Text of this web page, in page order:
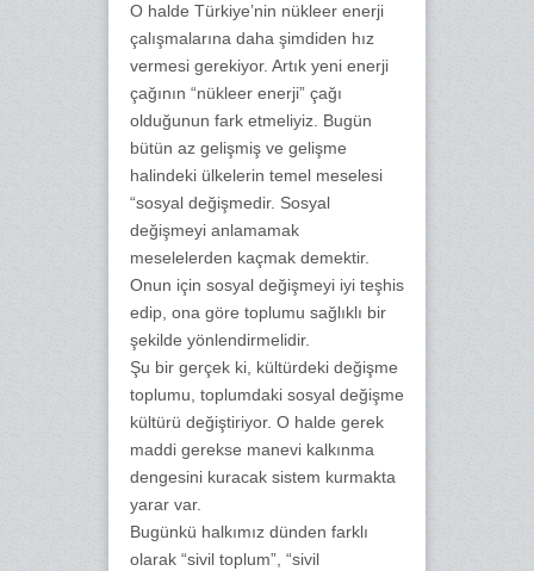
O halde Türkiye’nin nükleer enerji
çalışmalarına daha şimdiden hız
vermesi gerekiyor. Artık yeni enerji
çağının “nükleer enerji” çağı
olduğunun fark etmeliyiz. Bugün
bütün az gelişmiş ve gelişme
halindeki ülkelerin temel meselesi
“sosyal değişmedir. Sosyal
değişmeyi anlamamak
meselelerden kaçmak demektir.
Onun için sosyal değişmeyi iyi teşhis
edip, ona göre toplumu sağlıklı bir
şekilde yönlendirmelidir.
Şu bir gerçek ki, kültürdeki değişme
toplumu, toplumdaki sosyal değişme
kültürü değiştiriyor. O halde gerek
maddi gerekse manevi kalkınma
dengesini kuracak sistem kurmakta
yarar var.
Bugünkü halkımız dünden farklı
olarak “sivil toplum”, “sivil